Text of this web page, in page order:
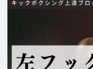
視聴方法